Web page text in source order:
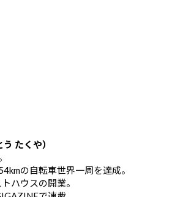
たくや）
の自転車世界一周を達成。
ハウスの開業。